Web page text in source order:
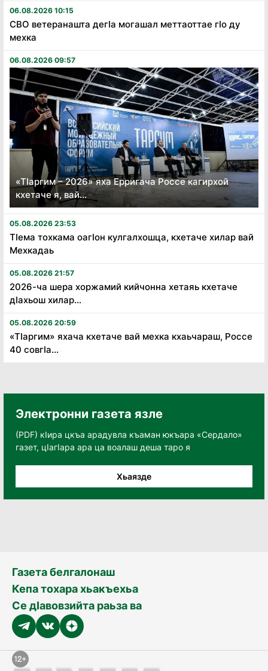
06.08.2026 10:15
СВО ветеранашта дегӏа могашал меттаоттае гӏо ду
мехка
06.08.2026 09:57
«Тӏаргим – 2026» яха Ерригача Россе кагирхой
кхетаче я, вай...
05.08.2026 23:53
Тӏема тохкама оагӏон кулгалхошца, кхетаче хилар вай
Мехкадаь
05.08.2026 21:57
2026-ча шера хоржамий кийчонна хетаяь кхетаче
дӏахьош хилар...
05.08.2026 20:59
«Тӏаргим» яхача кхетаче вай мехка кхаьчараш, Россе
40 совгӏа...
Электронни газета язле
(PDF) кӀира цкъа арадувла къаман юкъара «Сердало»
газет, цӀагӀара ара ца воалаш деша таро я
Хьаязде
Газета белгалонаш
Кепа тохара хьакъехьа
Се дӀавовзийта раьза ва